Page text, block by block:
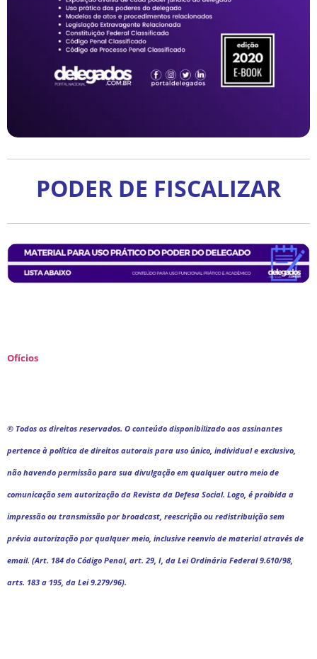
PODER DE FISCALIZAR
Ofícios
® Todos os direitos reservados. O conteúdo disponibilizado aos assinantes
pertence à política de direitos autorais para uso único, individual e exclusivo,
não havendo permissão para sua divulgação em qualquer outro meio de
comunicação sem autorização da Revista da Defesa Social. Logo, é proibida a
impressão ou transmissão por broadcast, reescrição ou redistribuição sem
prévia autorização por qualquer meio, inclusive reenvio de material através de
email. (Art. 184 do Código Penal, art. 29, I, da Lei Ordinária Federal 9.610/98,
arts. 183 a 195, da Lei 9.279/96).